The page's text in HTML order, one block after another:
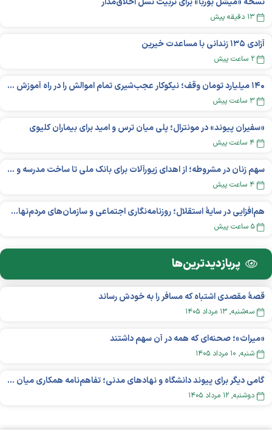
۱۳ دقیقه پیش
آزادی ۱۳۵ زندانی با مساعدت خیرین
۲ ساعت پیش
۱۴۰ میلیارد تومان وقف؛ نیکوکار عجب‌شیری تمام اموالش را در راه آموزش بخشید
۳ ساعت پیش
«سفیران پیوند» در مونترال؛ پلی میان ترس و امید برای بیماران کلیوی
۴ ساعت پیش
سهم زنان در مشروطه؛ از اهدای زیورآلات برای بانک ملی تا ساخت مدرسه و یتیم‌خانه
۴ ساعت پیش
هم‌افزایی در سایهٔ استقلال؛ روزنامه‌نگاری اجتماعی و سازمان‌های مردم‌نهاد در اکوسیستم بین‌المللی غیردولتی‌ها
۵ ساعت پیش
پربازدید‌ترین‌ها
قصهٔ مقصدی اشتباه که مسافر را به خودش رساند
سه‌شنبه, ۱۳ مرداد ۱۴۰۵
«میراث»؛ صحنه‌ای که همه در آن سهم داشتند
شنبه, ۱۰ مرداد ۱۴۰۵
گامی دیگر برای پیوند دانشگاه و نهادهای مدنی؛ تفاهم‌نامه همکاری میان «شبکه ملی» و «دانشگاه هنر ایران» منعقد شد
دوشنبه, ۱۲ مرداد ۱۴۰۵